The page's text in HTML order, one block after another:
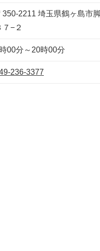
350-2211 埼玉県鶴ヶ島市
７−２
00分～20時00分
236-3377